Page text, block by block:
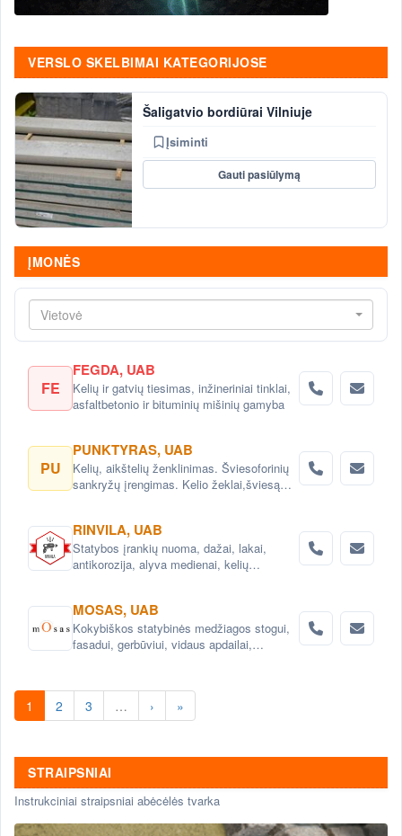
VERSLO SKELBIMAI KATEGORIJOSE
Šaligatvio bordiūrai Vilniuje
Įsiminti
Gauti pasiūlymą
ĮMONĖS
Vietovė
FE
FEGDA, UAB
Kelių ir gatvių tiesimas, inžineriniai tinklai,
asfaltbetonio ir bituminių mišinių gamyba
PU
PUNKTYRAS, UAB
Kelių, aikštelių ženklinimas. Šviesoforinių
sankryžų įrengimas. Kelio žeklai,šviesą
RINVILA, UAB
Statybos įrankių nuoma, dažai, lakai,
antikorozija, alyva medienai, kelių
MOSAS, UAB
Kokybiškos statybinės medžiagos stogui,
fasadui, gerbūviui, vidaus apdailai,
1 2 3 … › »
STRAIPSNIAI
Instrukciniai straipsniai abėcėlės tvarka